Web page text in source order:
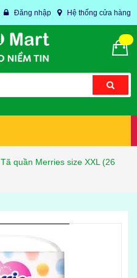
Đăng nhập Hệ thống cửa hàng
Tã quần Merries size XXL (26